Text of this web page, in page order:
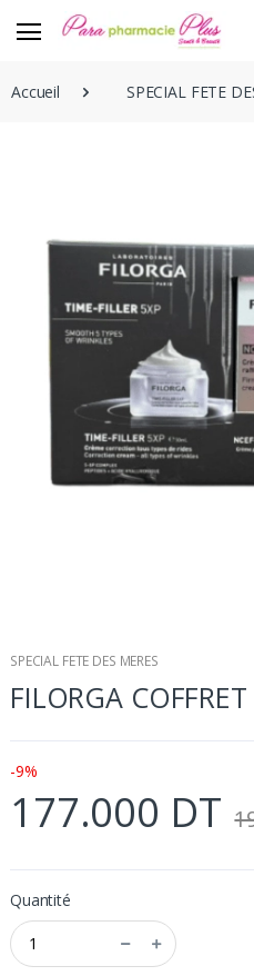
Accueil SPECIAL FETE
SPECIAL FETE DES MERES
FILORGA
-9%
177.000 DT
Quantité